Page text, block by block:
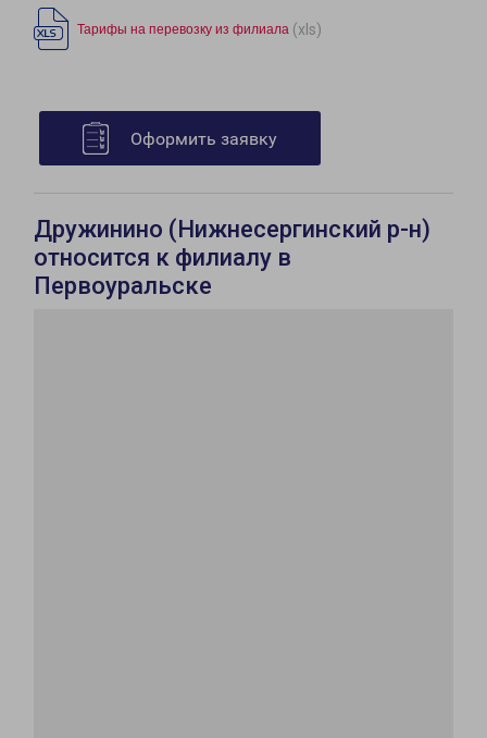
Тарифы на перевозку из филиала (xls)
Оформить заявку
Дружинино (Нижнесергинский р-н)
относится к филиалу в
Первоуральске